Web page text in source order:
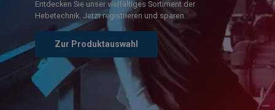
Jetzt mehr erfahren